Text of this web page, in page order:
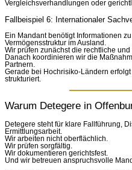
Vergleichsverhandlungen oder
Fallbeispiel 6: Internationaler
Ein Mandant benötigt Informationen
Vermögensstruktur im Ausland.
Wir prüfen zunächst die rechtliche
Danach koordinieren wir die
Partnern.
Gerade bei Hochrisiko-Ländern
strukturiert.
Warum Detegere in
Detegere steht für klare Fallführung,
Ermittlungsarbeit.
Wir arbeiten nicht oberflächlich.
Wir prüfen sorgfältig.
Wir dokumentieren gerichtsfest.
Und wir betreuen anspruchsvolle